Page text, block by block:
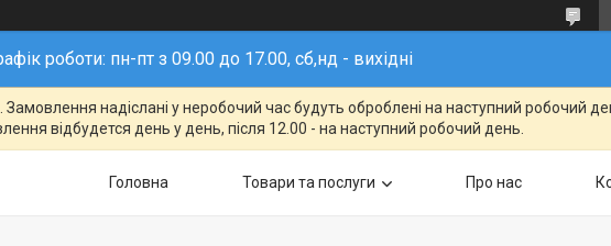
роботи: пн-пт з 09.00 до 17.00, сб,нд - вихідні
надіслані у неробочий час будуть оброблені на наступний робочий
відбудется день у день, після 12.00 - на наступний робочий день.
Головна Товари та послуги Про нас